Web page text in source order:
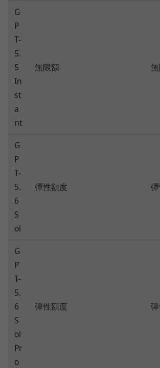
G
P
T-
5.
5
In
st
a
nt
無限額
G
P
T-
5.
6
S
ol
彈性額度
G
P
T-
5.
6
S
ol
Pr
o
彈性額度